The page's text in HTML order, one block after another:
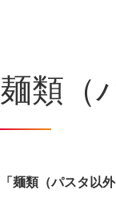
麺類（
「麺類（パスタ以